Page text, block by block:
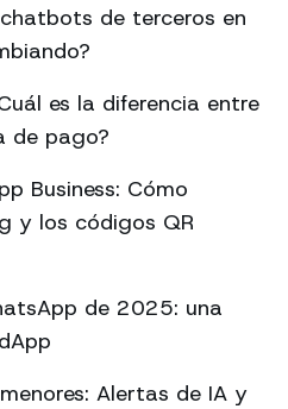
de terceros en
es la diferencia entre
de pago?
Business: Cómo
y los códigos QR
de 2025: una
Alertas de IA y